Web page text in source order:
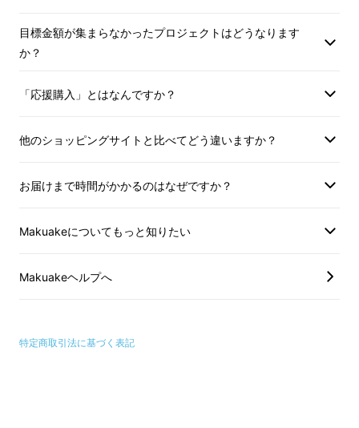
「こんな新品同様の素晴らしい生地が捨てられ
て廃棄してるなんて。これらの材料を使ってラ
を動かすアトラクティブなアイテムになるん
目標金額が集まらなかったプロジェクトはどうなります
か？
「応援購入」とはなんですか？
他のショッピングサイトと比べてどう違いますか？
お届けまで時間がかかるのはなぜですか？
Makuakeについてもっと知りたい
Makuakeヘルプへ
特定商取引法に基づく表記